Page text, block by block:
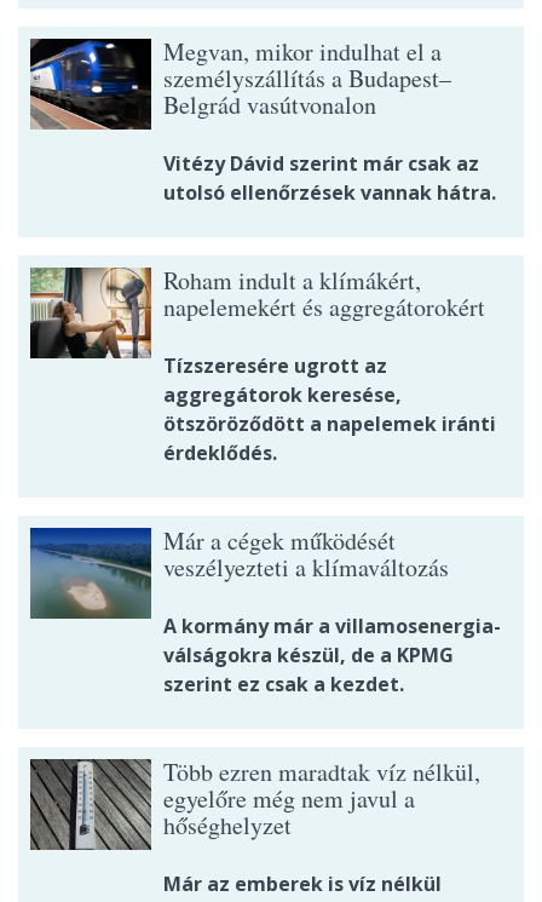
Megvan, mikor indulhat el a
személyszállítás a Budapest–
Belgrád vasútvonalon
Vitézy Dávid szerint már csak az
utolsó ellenőrzések vannak hátra.
Roham indult a klímákért,
napelemekért és aggregátorokért
Tízszeresére ugrott az
aggregátorok keresése,
ötszöröződött a napelemek iránti
érdeklődés.
Már a cégek működését
veszélyezteti a klímaváltozás
A kormány már a villamosenergia-
válságokra készül, de a KPMG
szerint ez csak a kezdet.
Több ezren maradtak víz nélkül,
egyelőre még nem javul a
hőséghelyzet
Már az emberek is víz nélkül